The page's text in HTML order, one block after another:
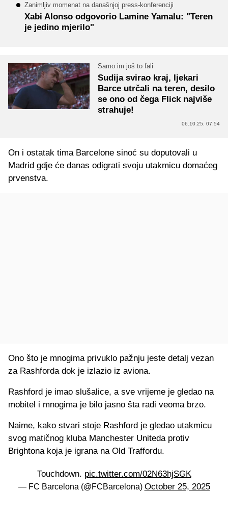
Zanimljiv momenat na današnjoj press-konferenciji
Xabi Alonso odgovorio Lamine Yamalu: "Teren
je jedino mjerilo"
Samo im još to fali
Sudija svirao kraj, ljekari
Barce utrčali na teren, desilo
se ono od čega Flick najviše
strahuje!
06.10.25. 07:54
On i ostatak tima Barcelone sinoć su doputovali u
Madrid gdje će danas odigrati svoju utakmicu domaćeg
prvenstva.
Ono što je mnogima privuklo pažnju jeste detalj vezan
za Rashforda dok je izlazio iz aviona.
Rashford je imao slušalice, a sve vrijeme je gledao na
mobitel i mnogima je bilo jasno šta radi veoma brzo.
Naime, kako stvari stoje Rashford je gledao utakmicu
svog matičnog kluba Manchester Uniteda protiv
Brightona koja je igrana na Old Traffordu.
Touchdown. pic.twitter.com/02N63hjSGK
— FC Barcelona (@FCBarcelona) October 25, 2025